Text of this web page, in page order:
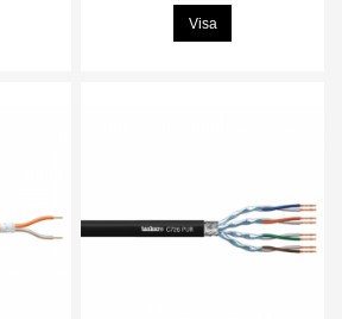
Visa